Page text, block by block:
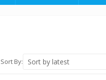
Sort By: